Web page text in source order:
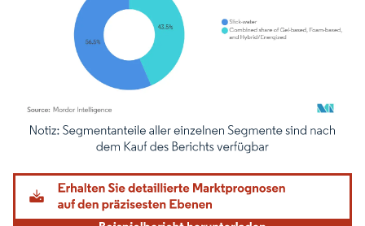
Bild © Mordor Intelligence. Wiederverwendung erfordert Namensnennung